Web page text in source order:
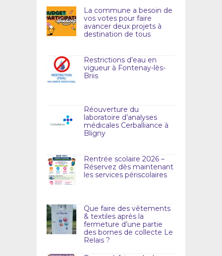
La commune a besoin de
vos votes pour faire
avancer deux projets à
destination de tous
Restrictions d’eau en
vigueur à Fontenay-lès-
Briis
Réouverture du
laboratoire d’analyses
médicales Cerballiance à
Bligny
Rentrée scolaire 2026 –
Réservez dès maintenant
les services périscolaires
Que faire des vêtements
& textiles après la
fermeture d’une partie
des bornes de collecte Le
Relais ?